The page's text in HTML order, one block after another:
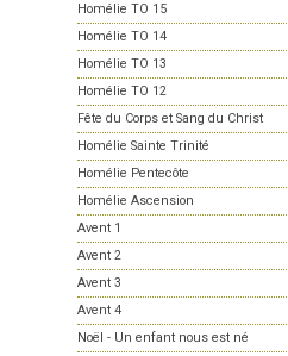
Homélie TO 15
Homélie TO 14
Homélie TO 13
Homélie TO 12
Fête du Corps et Sang du Christ
Homélie Sainte Trinité
Homélie Pentecôte
Homélie Ascension
Avent 1
Avent 2
Avent 3
Avent 4
Noël - Un enfant nous est né